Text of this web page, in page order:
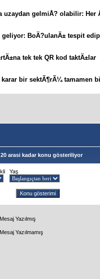
uzaydan gelmiÅ? olabilir: Her
BoÄ?ulanÄ± tespit
tek tek QR kod taktÄ±lar
bir sektÃ¶rÃ¼ tamamen
arasi kadar konu gösteriliyor
Yaş
Yazılmış
Yazılmamış